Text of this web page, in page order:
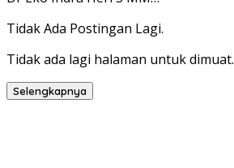
Tidak Ada Postingan Lagi.
Tidak ada lagi halaman untuk dimuat.
Selengkapnya